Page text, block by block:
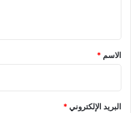
*
الاسم *
البريد الإلكتروني*